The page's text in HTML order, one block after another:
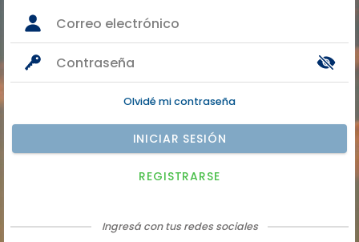
Olvidé mi contraseña
INICIAR SESIÓN
REGISTRARSE
Ingresá con tus redes sociales